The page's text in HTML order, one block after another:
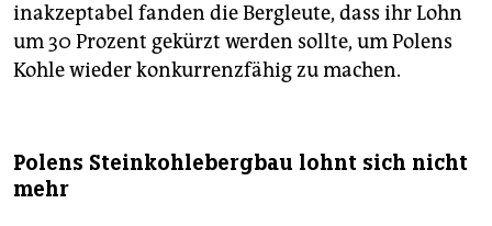
inakzeptabel fanden die Bergleute, dass ihr Lohn
um 30 Prozent gekürzt werden sollte, um Polens
Kohle wieder konkurrenzfähig zu machen.
Polens Steinkohlebergbau lohnt sich nicht
mehr